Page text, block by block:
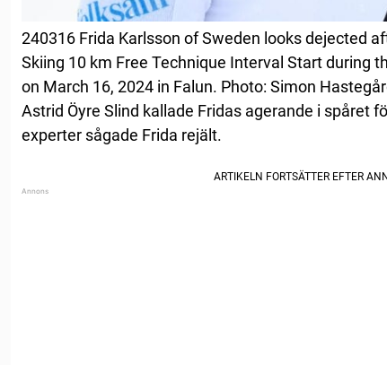
240316 Frida Karlsson of Sweden looks dejected
Skiing 10 km Free Technique Interval Start during
on March 16, 2024 in Falun. Photo: Simon
Astrid Öyre Slind kallade Fridas agerande i spåret
experter sågade Frida rejält.